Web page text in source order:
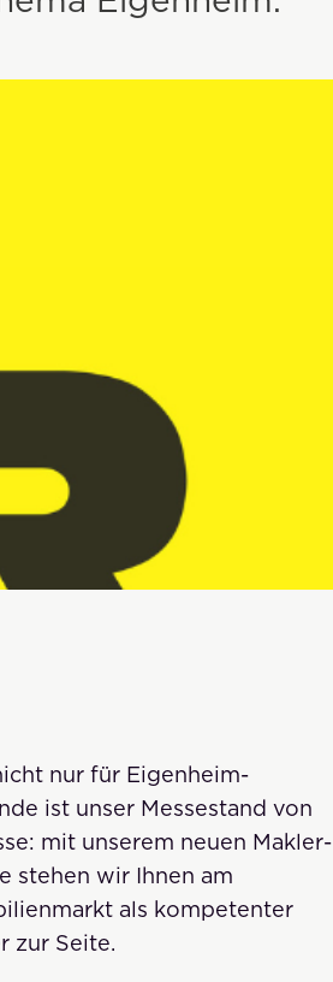
nur für Eigenheim-
ist unser Messestand von
mit unserem neuen Makler-
stehen wir Ihnen am
als kompetenter
zur Seite.